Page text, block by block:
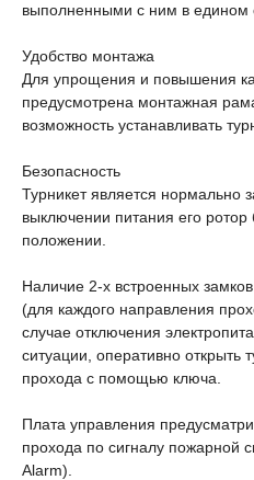
выполненными с ним в едином
Удобство монтажа
Для упрощения и повышения
предусмотрена монтажная
возможность устанавливать
Безопасность
Турникет является нормально
выключении питания его ротор
положении.
Наличие 2-х встроенных
(для каждого направления
случае отключения
ситуации, оперативно открыть
прохода с помощью ключа.
Плата управления
прохода по сигналу пожарной
Alarm).